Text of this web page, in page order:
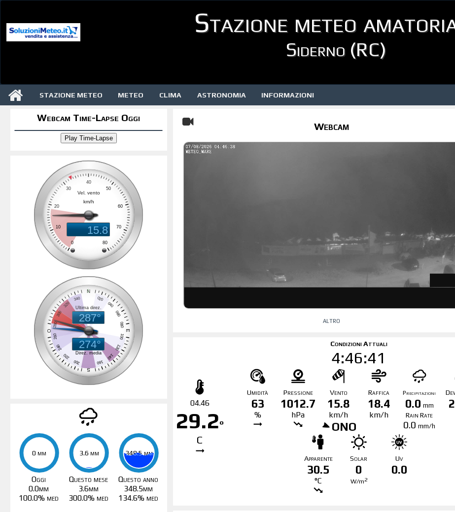
Stazione meteo
Siderno (RC)
STAZIONE METEO METEO CLIMA ASTRONOMIA INFORMAZIONI
Webcam Time-Lapse Oggi
0 mm
0 mm
Oggi
0.0mm
100.0% med
3.6 mm
3.6 mm
Questo mese
3.6mm
300.0% med
348.5 mm
348.5 mm
Questo anno
348.5mm
134.6% med
Webcam
altro
04.46
29.2°
C
Condizioni Attuali
4:46:41
Umidità
63
%
Pressione
1012.7
hPa
Vento
15.8
km/h
ONO
Raffica
18.4
km/h
Precipitazioni
0.0 mm
Rain Rate
0.0 mm/h
Apparente
30.5
°C
Solar
0
W/m2
Uv
0.0